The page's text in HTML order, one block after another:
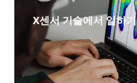
X센서 기술에서 일하기